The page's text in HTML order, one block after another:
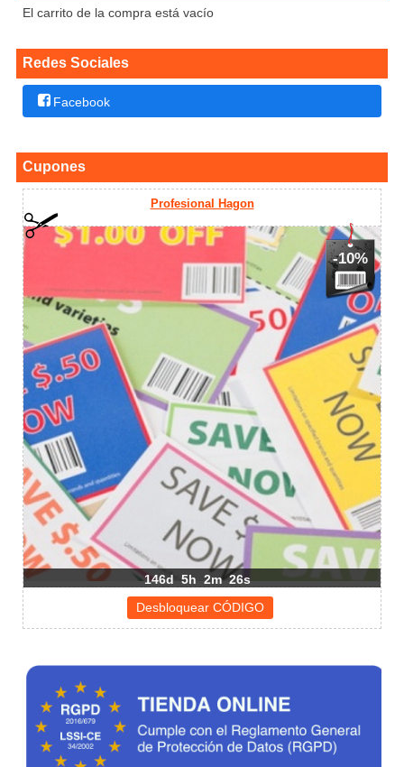
El carrito de la compra está vacío
Redes Sociales
Facebook
Cupones
Profesional Hagon
-10%
146d 5h 2m 26s